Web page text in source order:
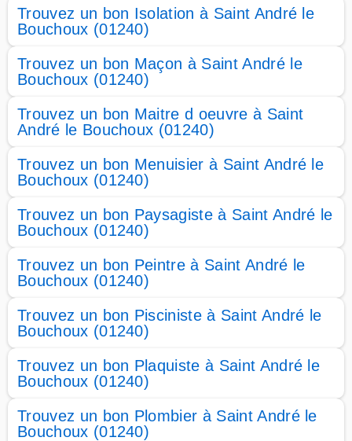
Trouvez un bon Isolation à Saint André le
Bouchoux (01240)
Trouvez un bon Maçon à Saint André le
Bouchoux (01240)
Trouvez un bon Maitre d oeuvre à Saint
André le Bouchoux (01240)
Trouvez un bon Menuisier à Saint André le
Bouchoux (01240)
Trouvez un bon Paysagiste à Saint André le
Bouchoux (01240)
Trouvez un bon Peintre à Saint André le
Bouchoux (01240)
Trouvez un bon Pisciniste à Saint André le
Bouchoux (01240)
Trouvez un bon Plaquiste à Saint André le
Bouchoux (01240)
Trouvez un bon Plombier à Saint André le
Bouchoux (01240)